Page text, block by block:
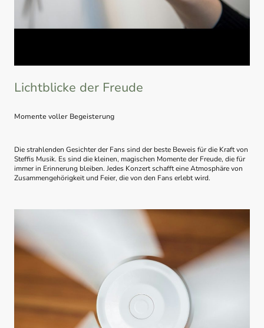
Lichtblicke der Freude
Momente voller Begeisterung
Die strahlenden Gesichter der Fans sind der beste Beweis für die Kraft von
Steffis Musik. Es sind die kleinen, magischen Momente der Freude, die für
immer in Erinnerung bleiben. Jedes Konzert schafft eine Atmosphäre von
Zusammengehörigkeit und Feier, die von den Fans erlebt wird.